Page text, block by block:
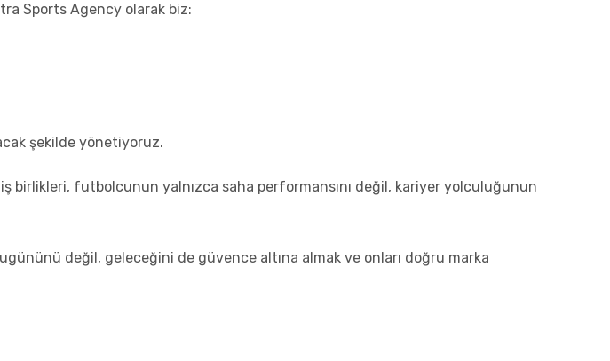
Sports Agency olarak biz:
şekilde yönetiyoruz.
birlikleri, futbolcunun yalnızca saha performansını değil, kariyer yolculuğunun
değil, geleceğini de güvence altına almak ve onları doğru marka